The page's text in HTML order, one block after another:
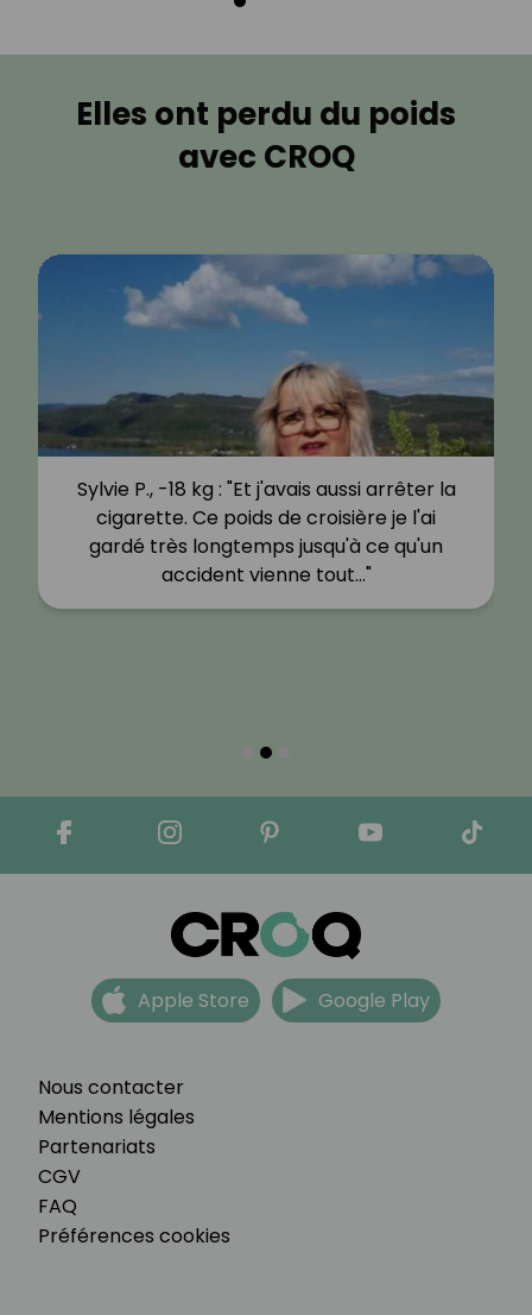
Elles ont perdu du poids
avec CROQ
Sylvie P., -18 kg : "Et j'avais aussi arrêter la
cigarette. Ce poids de croisière je l'ai
gardé très longtemps jusqu'à ce qu'un
accident vienne tout…"
Nous contacter
Mentions légales
Partenariats
CGV
FAQ
Préférences cookies
Apple Store Google Play